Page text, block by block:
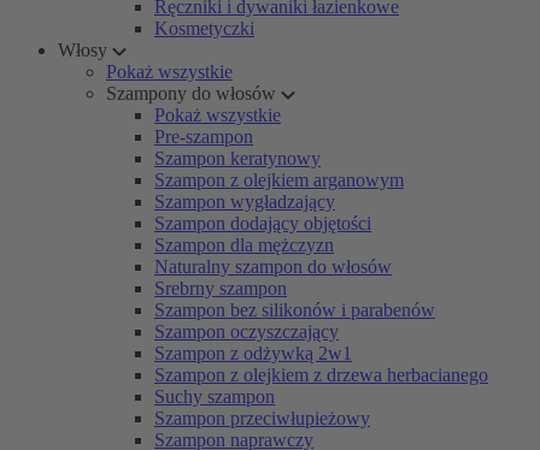
Ręczniki i dywaniki łazienkowe
Kosmetyczki
Włosy
Pokaż wszystkie
Szampony do włosów
Pokaż wszystkie
Pre-szampon
Szampon keratynowy
Szampon z olejkiem arganowym
Szampon wygładzający
Szampon dodający objętości
Szampon dla mężczyzn
Naturalny szampon do włosów
Srebrny szampon
Szampon bez silikonów i parabenów
Szampon oczyszczający
Szampon z odżywką 2w1
Szampon z olejkiem z drzewa herbacianego
Suchy szampon
Szampon przeciwłupieżowy
Szampon naprawczy